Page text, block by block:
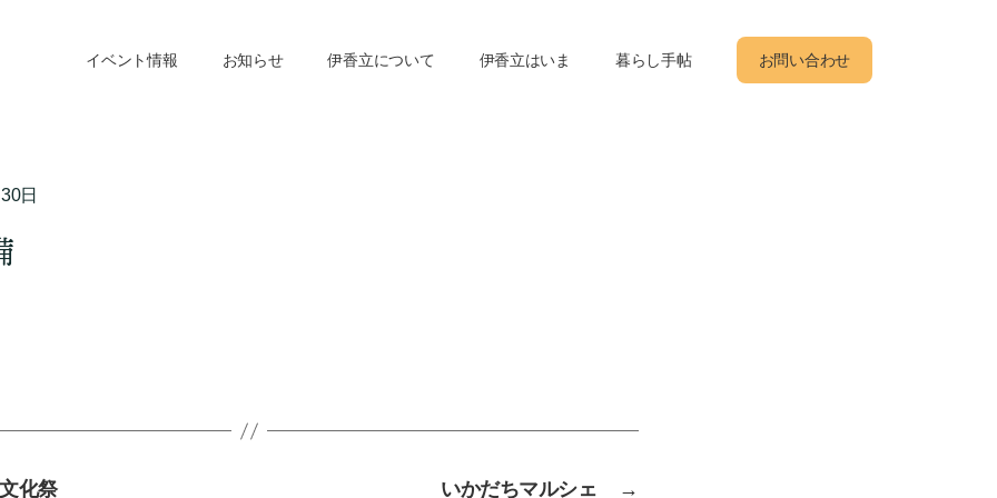
イベント情報 お知らせ 伊香立について 伊香立はいま 暮らし手帖 お問い合わせ
日
化祭 →
いかだちマルシェ